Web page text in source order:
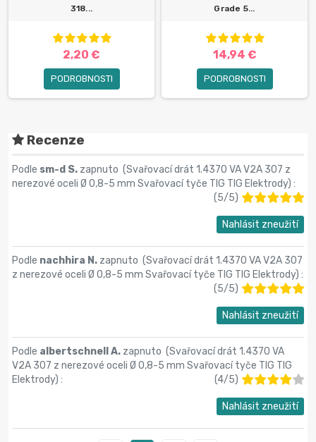
318...
2,20 €
PODROBNOSTI
Grade 5...
14,94 €
PODROBNOSTI
Recenze
Podle sm-d S. zapnuto (Svařovací drát 1.4370 VA V2A 307 z
nerezové oceli Ø 0,8-5 mm Svařovací tyče TIG TIG Elektrody) :
(5/5)
Nahlásit zneužití
Podle nachhira N. zapnuto (Svařovací drát 1.4370 VA V2A 307
z nerezové oceli Ø 0,8-5 mm Svařovací tyče TIG TIG Elektrody) :
(5/5)
Nahlásit zneužití
Podle albertschnell A. zapnuto (Svařovací drát 1.4370 VA
V2A 307 z nerezové oceli Ø 0,8-5 mm Svařovací tyče TIG TIG
Elektrody) : (4/5)
Nahlásit zneužití